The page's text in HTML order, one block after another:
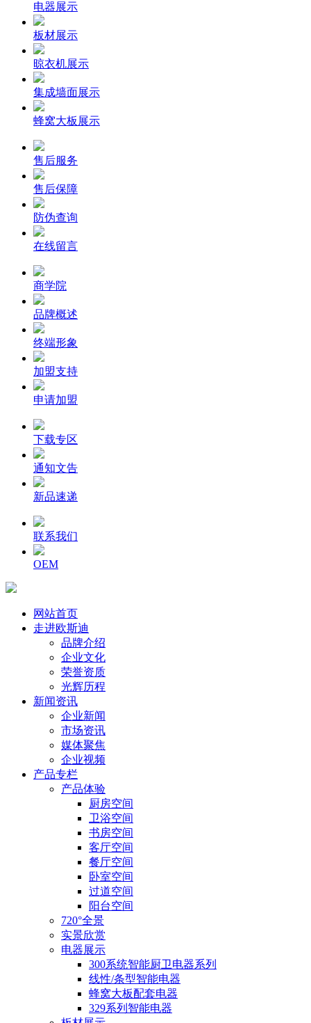
电器展示
板材展示
晾衣机展示
集成墙面展示
蜂窝大板展示
售后服务
售后保障
防伪查询
在线留言
商学院
品牌概述
终端形象
加盟支持
申请加盟
下载专区
通知文告
新品速递
联系我们
OEM
网站首页
走进欧斯迪
品牌介绍
企业文化
荣誉资质
光辉历程
新闻资讯
企业新闻
市场资讯
媒体聚焦
企业视频
产品专栏
产品体验
厨房空间
卫浴空间
书房空间
客厅空间
餐厅空间
卧室空间
过道空间
阳台空间
720°全景
实景欣赏
电器展示
300系统智能厨卫电器系列
线性/条型智能电器
蜂窝大板配套电器
329系列智能电器